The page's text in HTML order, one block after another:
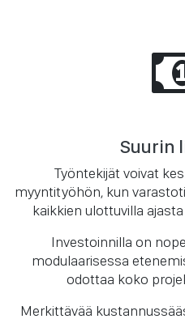
Suurin
Työntekijät voivat
myyntityöhön, kun
kaikkien ulottuvilla
Investoinnilla on
modulaarisessa
odottaa koko
Merkittävää